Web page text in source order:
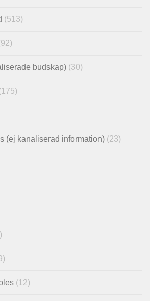
(513)
budskap) (30)
(ej kanaliserad information) (23)
(12)